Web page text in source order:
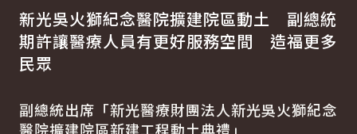
新光吳火獅紀念醫院擴建院區動土 副總統
期許讓醫療人員有更好服務空間 造福更多
民眾
副總統出席「新光醫療財團法人新光吳火獅紀念
醫院擴建院區新建工程動土典禮」